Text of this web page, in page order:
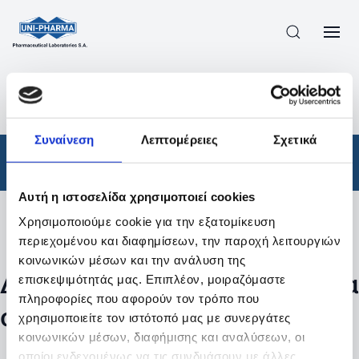
Συναίνεση Λεπτομέρειες Σχετικά
Αυτή η ιστοσελίδα χρησιμοποιεί cookies
Χρησιμοποιούμε cookie για την εξατομίκευση
περιεχομένου και διαφημίσεων, την παροχή λειτουργιών
κοινωνικών μέσων και την ανάλυση της
επισκεψιμότητάς μας. Επιπλέον, μοιραζόμαστε
πληροφορίες που αφορούν τον τρόπο που
χρησιμοποιείτε τον ιστότοπό μας με συνεργάτες
κοινωνικών μέσων, διαφήμισης και αναλύσεων, οι
οποίοι ενδεχομένως να τις συνδυάσουν με άλλες
ΠΡΟΪΟΝΤΑ
ΑΠΟΤΕΛΕΣΜΑΤΑ ΑΝΑΖΗΤΗΣΗΣ
Φάρμακα
Φίλτρα
Δεν βρέθηκαν προϊόντα με τα
συγκεκριμένα φίλτρα